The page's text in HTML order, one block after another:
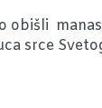
obišli
srce